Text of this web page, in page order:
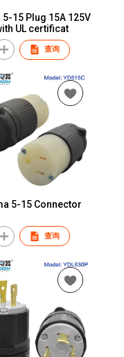
Plug 15A 125V
UL certificat
查询
5-15 Connector
查询